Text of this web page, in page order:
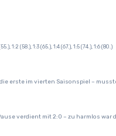
1:2 (58.), 1:3 (65.), 1:4 (67.), 1:5 (74.), 1:6 (80.)
erste im vierten Saisonspiel –
verdient mit 2:0 – zu harmlos